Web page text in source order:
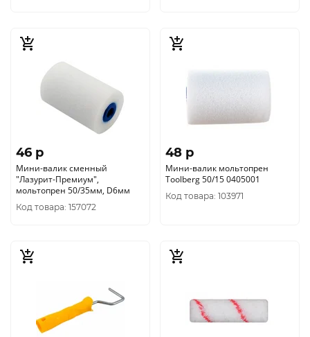
46 p
Мини-валик сменный
"Лазурит-Премиум",
мольтопрен 50/35мм, D6мм
Код товара: 157072
48 p
Мини-валик мольтопрен
Toolberg 50/15 0405001
Код товара: 103971